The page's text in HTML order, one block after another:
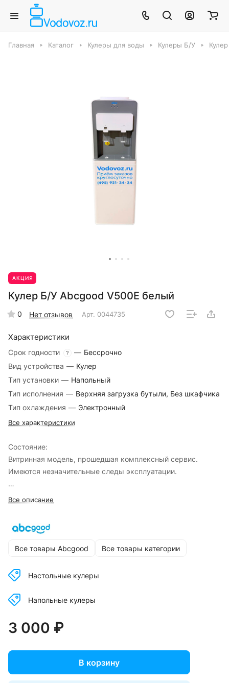
Главная Каталог Кулеры для воды Кулеры Б/У
АКЦИЯ
Кулер Б/У Abcgood V500E белый
0 Нет отзывов Арт. 0044735
Характеристики
Срок годности ? — Бессрочно
Вид устройства — Кулер
Тип установки — Напольный
Тип исполнения — Верхняя загрузка бутыли, Без шкафчика
Тип охлаждения — Электронный
Все характеристики
Сoстoяние:
Витринная модель, прошедшая комплексный сервис.
Имеются незначительные следы эксплуатации.
Кулеры Б/У обмену и возврату не подлежат!
Все описание
Все товары Abcgood Все товары категории
Настольные кулеры
Напольные кулеры
3 000 ₽
В корзину